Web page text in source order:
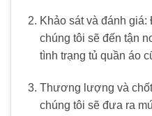
Khảo sát và đánh
chúng tôi sẽ đến tận
tình trạng tủ quần áo
Thương lượng và
chúng tôi sẽ đưa ra